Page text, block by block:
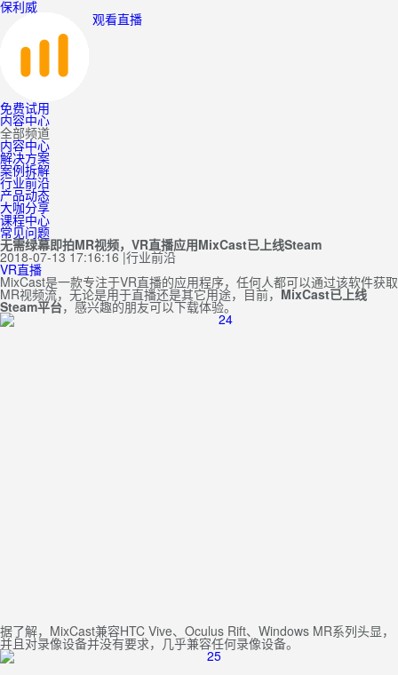
保利威
观看直播
免费试用
内容中心
全部频道
内容中心
解决方案
案例拆解
行业前沿
产品动态
大咖分享
课程中心
常见问题
无需绿幕即拍MR视频，VR直播应用MixCast已上线Steam
2018-07-13 17:16:16 |行业前沿
VR直播
MixCast是一款专注于VR直播的应用程序，任何人都可以通过该软件获取
MR视频流，无论是用于直播还是其它用途，目前，MixCast已上线
Steam平台，感兴趣的朋友可以下载体验。
据了解，MixCast兼容HTC Vive、Oculus Rift、Windows MR系列头显，
并且对录像设备并没有要求，几乎兼容任何录像设备。